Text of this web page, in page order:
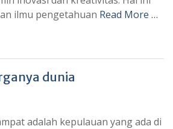
ilmu pengetahuan Read More …
dunia
adalah kepulauan yang ada di